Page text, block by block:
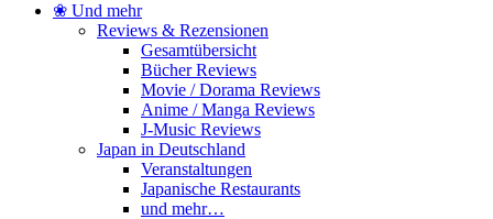
❀ Und mehr
Reviews & Rezensionen
Gesamtübersicht
Bücher Reviews
Movie / Dorama Reviews
Anime / Manga Reviews
J-Music Reviews
Japan in Deutschland
Veranstaltungen
Japanische Restaurants
und mehr…